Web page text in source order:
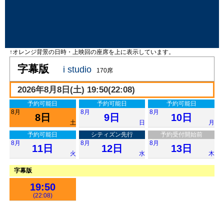
↑オレンジ背景の日時・上映回の座席を上に表示しています。
字幕版 i studio 170席
2026年8月8日(土) 19:50(22:08)
予約可能日
8月
8日 土
予約可能日
8月
9日 日
予約可能日
8月
10日
月
予約可能日
8月
11日 火
シティズン先行
8月
12日 水
予約受付開始前
8月
13日 木
字幕版
19:50
(22:08)